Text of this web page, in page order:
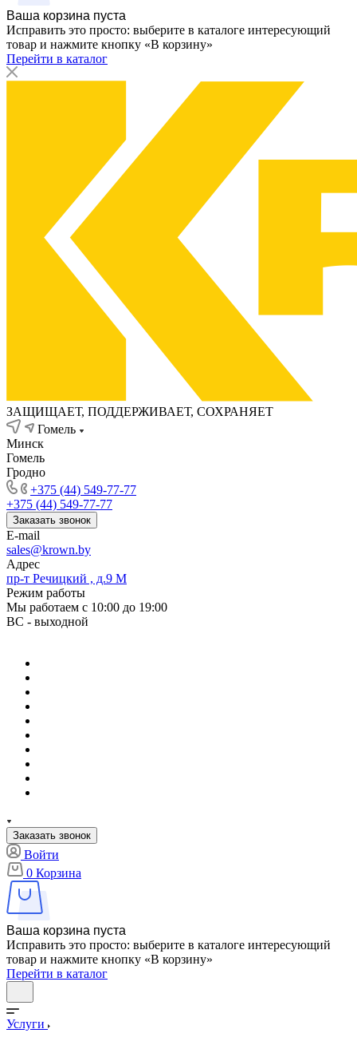
Ваша корзина пуста
Исправить это просто: выберите в каталоге интересующий
товар и нажмите кнопку «В корзину»
Перейти в каталог
ЗАЩИЩАЕТ, ПОДДЕРЖИВАЕТ, СОХРАНЯЕТ
Гомель
Минск
Гомель
Гродно
+375 (44) 549-77-77
+375 (44) 549-77-77
Заказать звонок
E-mail
sales@krown.by
Адрес
пр-т Речицкий , д.9 М
Режим работы
Мы работаем с 10:00 до 19:00
ВС - выходной
Заказать звонок
Войти
0 Корзина
Ваша корзина пуста
Исправить это просто: выберите в каталоге интересующий
товар и нажмите кнопку «В корзину»
Перейти в каталог
Услуги